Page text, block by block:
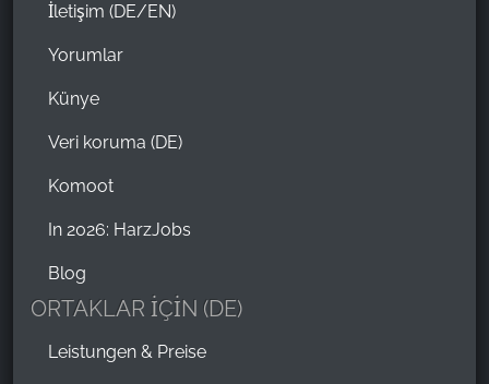
İletişim (DE/EN)
Yorumlar
Künye
Veri koruma (DE)
Komoot
In 2026: HarzJobs
Blog
ORTAKLAR İÇİN (DE)
Leistungen & Preise